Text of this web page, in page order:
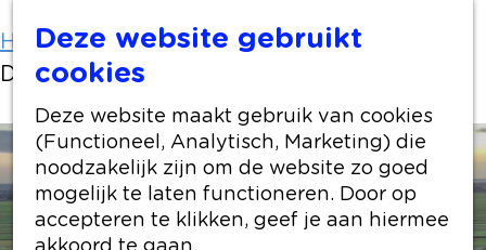
Deze website gebruikt
cookies
Deze website maakt gebruik van cookies
(Functioneel, Analytisch, Marketing) die
noodzakelijk zijn om de website zo goed
mogelijk te laten functioneren. Door op
accepteren te klikken, geef je aan hiermee
Home
Locaties winkelen
De Compierekade